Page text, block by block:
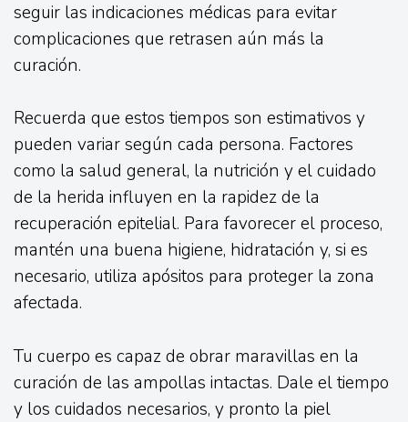
seguir las indicaciones médicas para evitar
complicaciones que retrasen aún más la
curación.
Recuerda que estos tiempos son estimativos y
pueden variar según cada persona. Factores
como la salud general, la nutrición y el cuidado
de la herida influyen en la rapidez de la
recuperación epitelial. Para favorecer el proceso,
mantén una buena higiene, hidratación y, si es
necesario, utiliza apósitos para proteger la zona
afectada.
Tu cuerpo es capaz de obrar maravillas en la
curación de las ampollas intactas. Dale el tiempo
y los cuidados necesarios, y pronto la piel